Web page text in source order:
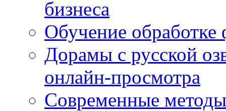
бизнеса
Обучение
Дорамы с русской
онлайн-просмотра
Современные